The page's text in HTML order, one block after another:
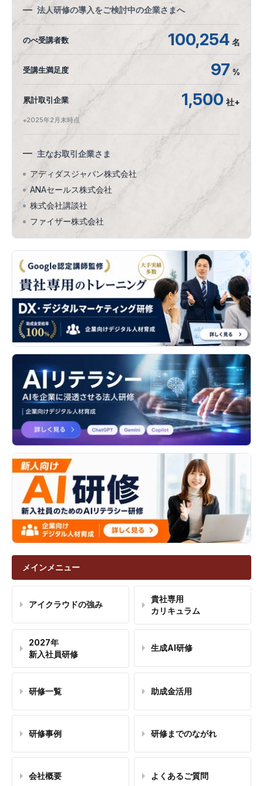
法人研修の導入をご検討中の企業さまへ
のべ受講者数 100,254 名
受講生満足度 97 %
累計取引企業 1,500 社+
※2025年2月末時点
主なお取引企業さま
アディダスジャパン株式会社
ANAセールス株式会社
株式会社講談社
ファイザー株式会社
メインメニュー
アイクラウドの強み
貴社専用
カリキュラム
2027年
新入社員研修
生成AI研修
研修一覧 助成金活用
研修事例 研修までのながれ
会社概要 よくあるご質問